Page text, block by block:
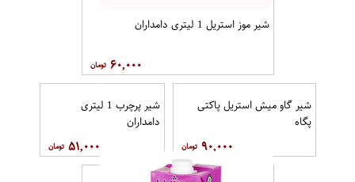
شیر موز استریل 1 لیتری دامداران
۶۰,۰۰۰
شیر گاو میش استریل پاکتی
پگاه
۹۰,۰۰۰
شیر پرچرب 1 لیتری
دامداران
۵۱,۰۰۰